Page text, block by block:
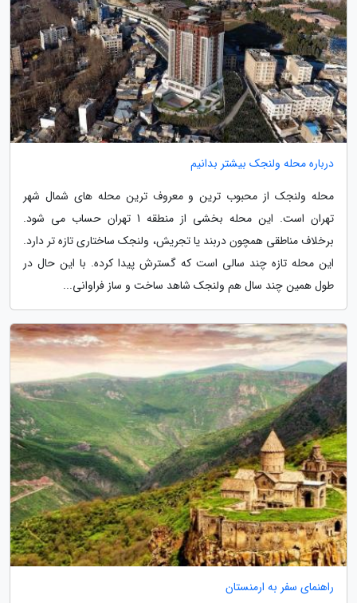
درباره محله ولنجک بیشتر بدانیم
محله ولنجک از محبوب ترین و معروف ترین محله های شمال شهر
تهران است. این محله بخشی از منطقه 1 تهران حساب می شود.
برخلاف مناطقی همچون دربند یا تجریش، ولنجک ساختاری تازه تر دارد.
این محله تازه چند سالی است که گسترش پیدا کرده. با این حال در
طول همین چند سال هم ولنجک شاهد ساخت و ساز فراوانی...
راهنمای سفر به ارمنستان